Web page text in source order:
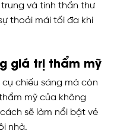
và tinh thần thư
thoải mái tối đa khi
giá trị thẩm mỹ
chiếu sáng mà còn
mỹ của không
sẽ làm nổi bật vẻ
nhà.